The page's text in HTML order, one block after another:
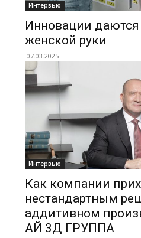
Интервью
Инновации
женской руки
07.03.2025
Интервью
Как компании
нестандартным
аддитивном
АЙ 3Д ГРУППА